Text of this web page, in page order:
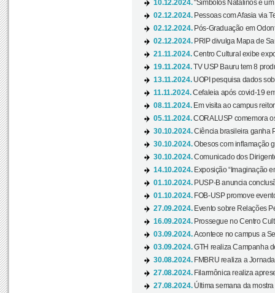
10.12.2024."Símbolos Natalinos e
02.12.2024. Pessoas com Afasia via
02.12.2024. Pós-Graduação em
02.12.2024. PRIP divulga Mapa de
21.11.2024.Centro Cultural exibe
19.11.2024.TV USP Bauru tem 8
13.11.2024. UOPI pesquisa dados
11.11.2024.Cefaleia após covid-19
08.11.2024. Em visita ao campus
05.11.2024.CORALUSP comemora
30.10.2024.Ciência brasileira ganha
30.10.2024.Obesos com inflamação
30.10.2024.Comunicado dos
14.10.2024. Exposição “Imaginação
01.10.2024. PUSP-B anuncia
01.10.2024. FOB-USP promove
27.09.2024. Evento sobre Relações
16.09.2024. Prossegue no Centro
03.09.2024.Acontece no campus a
03.09.2024.GTH realiza Campanha
30.08.2024. FMBRU realiza a
27.08.2024. Filarmônica realiza
27.08.2024. Última semana da